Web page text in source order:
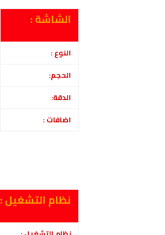
الشاشة :
النوع :
الحجم:
الدقة:
اضافات :
نظام التشغيل :